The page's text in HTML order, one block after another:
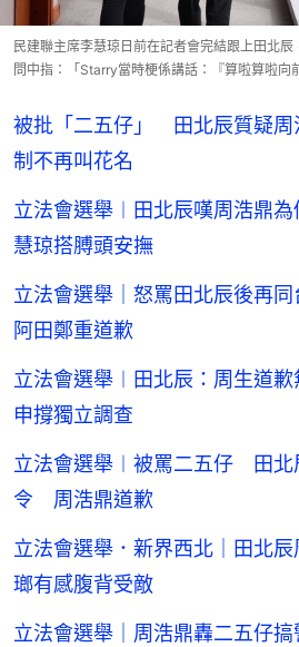
民建聯主席李慧琼日前在記者會完結跟上田北
問中指：「Starry當時梗係講話：『算啦算啦向
被批「二五仔」 田北辰質疑
制不再叫花名
立法會選舉︱田北辰嘆周浩鼎
慧琼搭膊頭安撫
立法會選舉｜怒罵田北辰後再
阿田鄭重道歉
立法會選舉︱田北辰：周生道
申撐獨立調查
立法會選舉︱被罵二五仔 田北
令 周浩鼎道歉
立法會選舉．新界西北｜田北
瑯有感腹背受敵
立法會選舉｜周浩鼎轟二五仔